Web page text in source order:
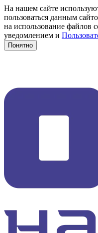
На нашем сайте
пользоваться данным
на использование файлов
уведомлением и
Понятно